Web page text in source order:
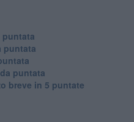
puntata
puntata
puntata
breve in 5 puntate